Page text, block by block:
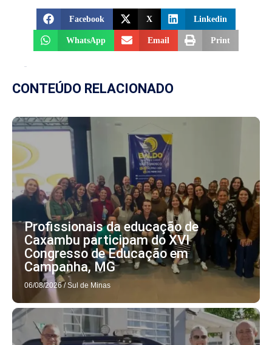
Facebook X Linkedin
WhatsApp Email Print
CONTEÚDO RELACIONADO
Profissionais da educação de
Caxambu participam do XVI
Congresso de Educação em
Campanha, MG
06/08/2026 / Sul de Minas